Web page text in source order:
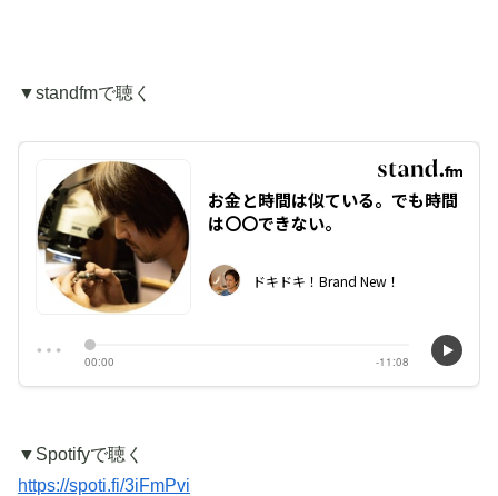
▼standfmで聴く
▼Spotifyで聴く
https://spoti.fi/3iFmPvi